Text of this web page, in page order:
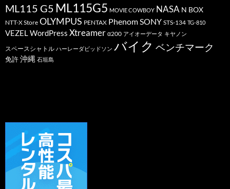
ML115 G5 ML115G5 MOVIE COWBOY NASA N BOX
NTT-X Store OLYMPUS PENTAX PhenomSONY STS-134 TG-810
VEZELWordPress Xtreamer α200 アイオーデータ キヤノン
スペースシャトル ハーレーダビッドソン バイク ベンチマーク
免許沖縄 石垣島